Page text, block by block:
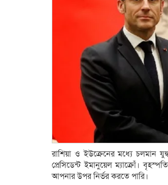
রাশিয়া ও ইউক্রেনের মধ্যে চলমান
প্রেসিডেন্ট ইমানুয়েল ম্যাক্রোঁ।
আপনার উপর নির্ভর করতে পারি।